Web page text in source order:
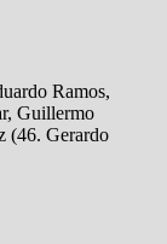
Ramos,
Guillermo
(46. Gerardo